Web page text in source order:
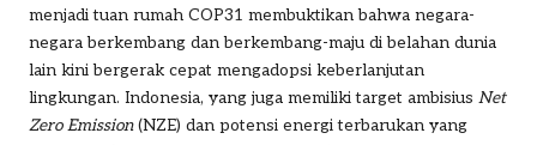
menjadi tuan rumah COP31 membuktikan bahwa negara-
negara berkembang dan berkembang-maju di belahan dunia
lain kini bergerak cepat mengadopsi keberlanjutan
lingkungan. Indonesia, yang juga memiliki target ambisius Net
Zero Emission(NZE) dan potensi energi terbarukan yang